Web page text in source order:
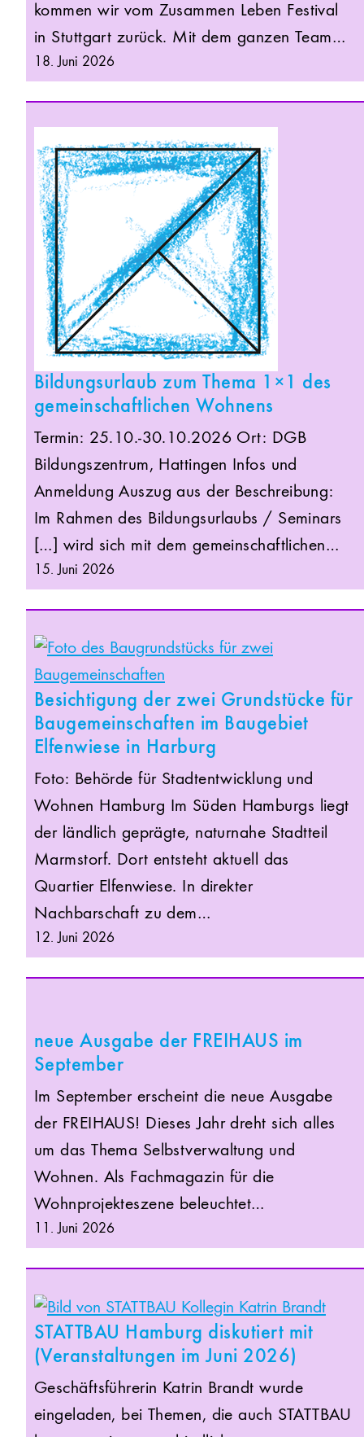
kommen wir vom Zusammen Leben Festival
in Stuttgart zurück. Mit dem ganzen Team…
18. Juni 2026
Bildungsurlaub zum Thema 1×1 des
gemeinschaftlichen Wohnens
Termin: 25.10.-30.10.2026 Ort: DGB
Bildungszentrum, Hattingen Infos und
Anmeldung Auszug aus der Beschreibung:
Im Rahmen des Bildungsurlaubs / Seminars
[…] wird sich mit dem gemeinschaftlichen…
15. Juni 2026
Besichtigung der zwei Grundstücke für
Baugemeinschaften im Baugebiet
Elfenwiese in Harburg
Foto: Behörde für Stadtentwicklung und
Wohnen Hamburg Im Süden Hamburgs liegt
der ländlich geprägte, naturnahe Stadtteil
Marmstorf. Dort entsteht aktuell das
Quartier Elfenwiese. In direkter
Nachbarschaft zu dem…
12. Juni 2026
neue Ausgabe der FREIHAUS im
September
Im September erscheint die neue Ausgabe
der FREIHAUS! Dieses Jahr dreht sich alles
um das Thema Selbstverwaltung und
Wohnen. Als Fachmagazin für die
Wohnprojekteszene beleuchtet…
11. Juni 2026
STATTBAU Hamburg diskutiert mit
(Veranstaltungen im Juni 2026)
Geschäftsführerin Katrin Brandt wurde
eingeladen, bei Themen, die auch STATTBAU